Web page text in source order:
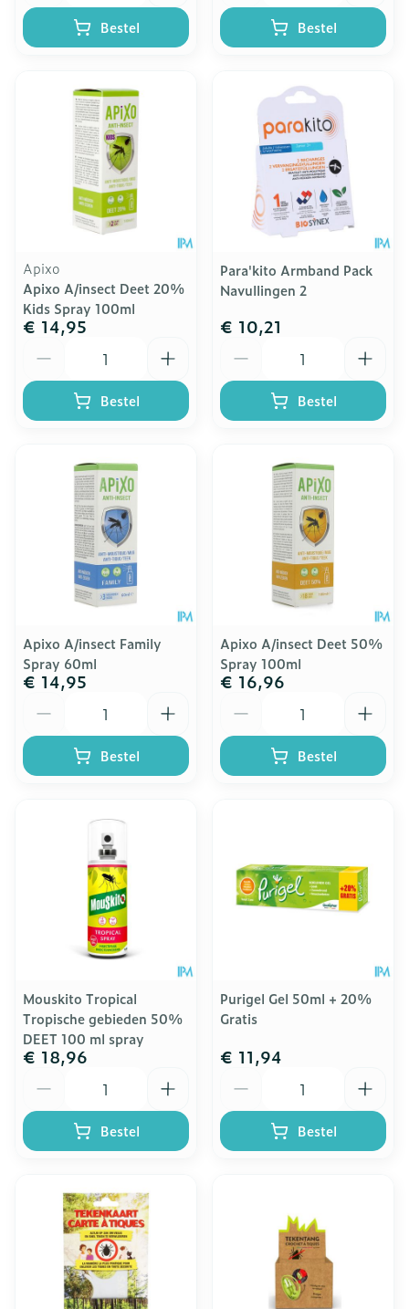
Bestel Bestel
Apixo
Apixo A/insect Deet 20%
Kids Spray 100ml
€ 14,95
Bestel
Para'kito Armband Pack
Navullingen 2
€ 10,21
Bestel
Apixo A/insect Family
Spray 60ml
€ 14,95
Bestel
Apixo A/insect Deet 50%
Spray 100ml
€ 16,96
Bestel
Mouskito Tropical
Tropische gebieden 50%
DEET 100 ml spray
€ 18,96
Bestel
Purigel Gel 50ml + 20%
Gratis
€ 11,94
Bestel